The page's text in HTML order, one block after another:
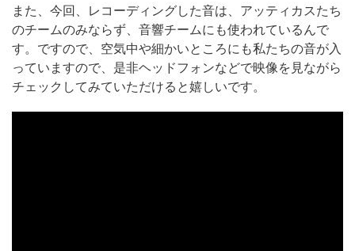
また、今回、レコーディングした音は、アッティカスたち
のチームのみならず、音響チームにも使われているんで
す。ですので、空気中や細かいところにも私たちの音が入
っていますので、是非ヘッドフォンなどで映像を見ながら
チェックしてみていただけると嬉しいです。